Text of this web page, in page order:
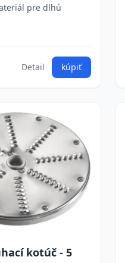
pre dlhú
Detail kúpiť
kotúč - 5